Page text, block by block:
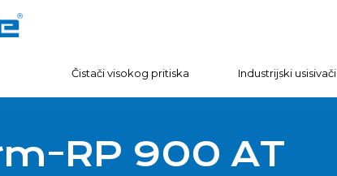
Čistači visokog pritiska Industrijski usisivači
RP 900 AT